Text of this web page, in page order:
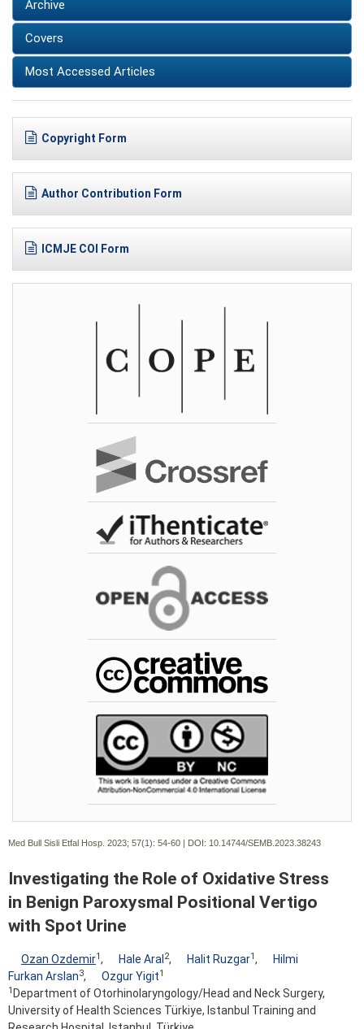
Archive
Covers
Most Accessed Articles
Copyright Form
Author Contribution Form
ICMJE COI Form
Med Bull Sisli Etfal Hosp. 2023; 57(1): 54-60 | DOI: 10.14744/SEMB.2023.38243
Investigating the Role of Oxidative Stress
in Benign Paroxysmal Positional Vertigo
with Spot Urine
Ozan Ozdemir1, Hale Aral 2, Halit Ruzgar1,
Hilmi
Furkan Arslan3, Ozgur Yigit1
1 Department of Otorhinolaryngology/Head and Neck Surgery,
University of Health Sciences Türkiye, Istanbul Training and